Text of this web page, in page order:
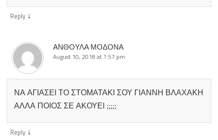
Reply ↓
ΑΝΘΟΥΛΑ ΜΟΔΟΝΑ
August 10, 2018 at 1:57 pm
ΝΑ ΑΓΙΑΣΕΙ ΤΟ ΣΤΟΜΑΤΑΚΙ ΣΟΥ ΓΙΑΝΝΗ ΒΛΑΧΑΚΗ
ΑΛΛΑ ΠΟΙΟΣ ΣΕ ΑΚΟΥΕΙ ;;;;;
Reply ↓